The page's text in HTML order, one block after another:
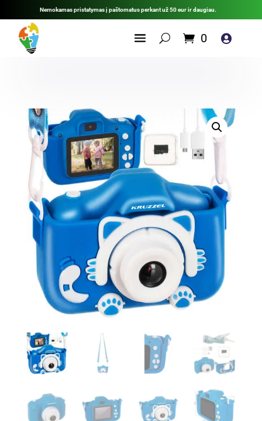
Nemokamas pristatymas į paštomatus perkant už 50 eur ir daugiau.
0 